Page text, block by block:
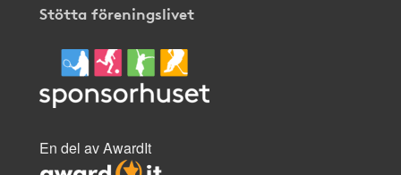
Stötta föreningslivet
En del av AwardIt